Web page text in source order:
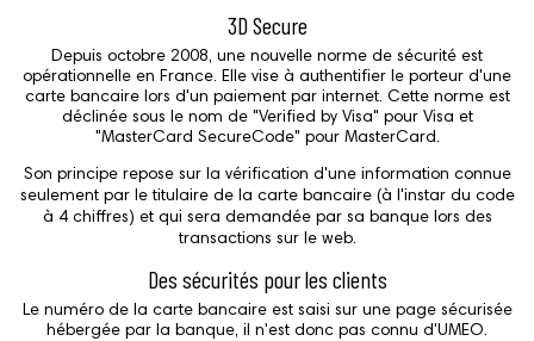
3DSecure
Depuis octobre 2008, une nouvelle norme de sécurité est
opérationnelle en France. Elle vise à authentifier le porteur d'une
carte bancaire lors d'un paiement par internet. Cette norme est
déclinée sous le nom de "Verified byVisa" pour Visa et
"MasterCard SecureCode" pour MasterCard.
Son principe repose sur la vérification d'une information connue
seulement par le titulaire de la carte bancaire (à l'instar du code
à 4 chiffres) et qui sera demandée par sa banque lors des
transactions sur le web.
Des sécurités pour les clients
Le numéro de la carte bancaire est saisi sur une page sécurisée
hébergée par la banque, il n'est donc pas connu d'UMEO.